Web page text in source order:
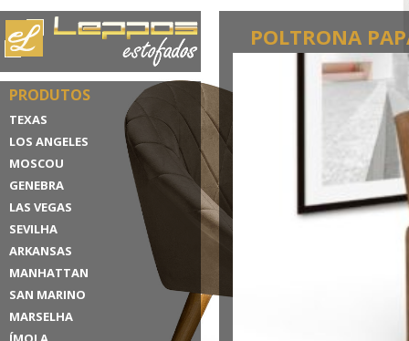
PRODUTOS
TEXAS
LOS ANGELES
MOSCOU
GENEBRA
LAS VEGAS
SEVILHA
ARKANSAS
MANHATTAN
SAN MARINO
MARSELHA
POLTRONA